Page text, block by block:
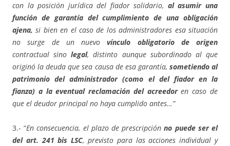
con la posición jurídica del fiador solidario, al asumir una
función de garantía del cumplimiento de una obligación
ajena, si bien en el caso de los administradores esa situación
no surge de un nuevovínculo obligatorio de origen
contractual sinolegal, distinto aunque subordinado al que
originó la deuda que sea causa de esa garantía, sometiendo al
patrimonio del administrador (como el del fiador en la
fianza) a la eventual reclamación del acreedoren caso de
que el deudor principal no haya cumplido antes…”
3.- “En consecuencia, el plazo de prescripciónno puede ser el
del art. 241 bis LSC, previsto para las acciones individual y